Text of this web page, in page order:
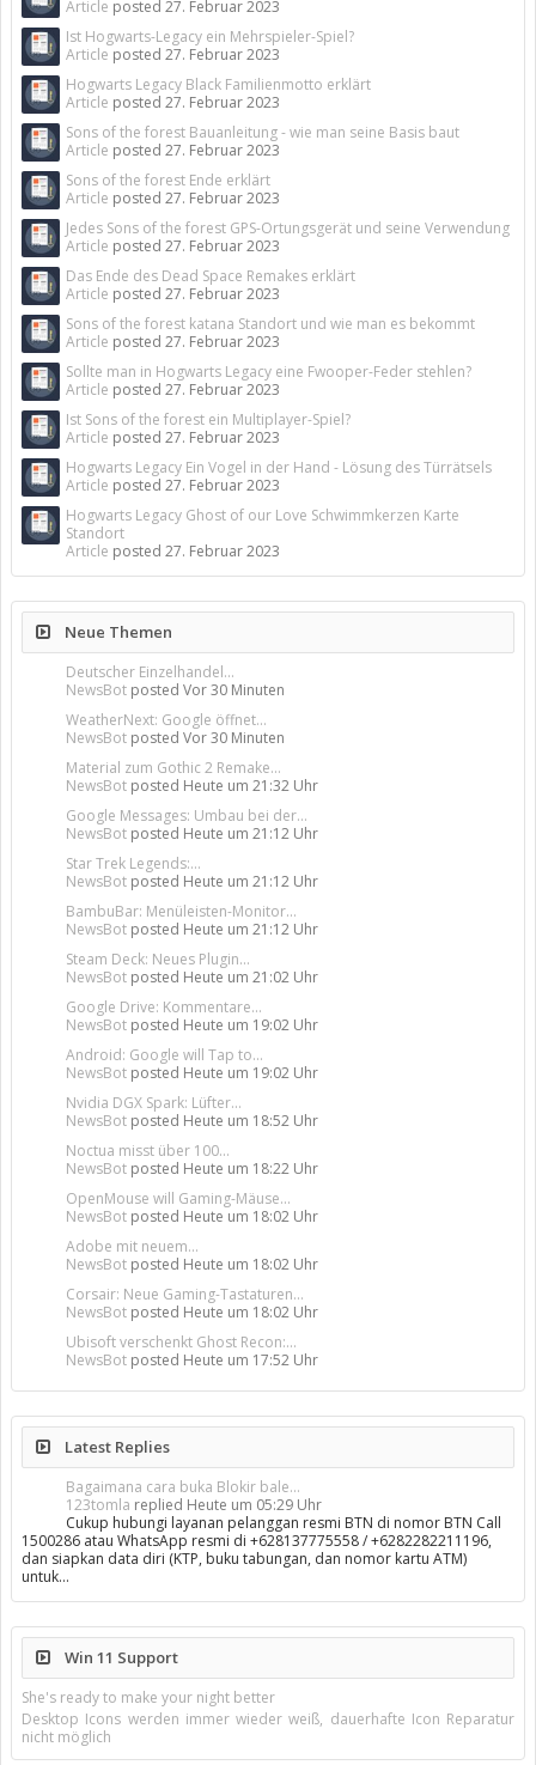
Article posted 27. Februar 2023
Ist Hogwarts-Legacy ein Mehrspieler-Spiel?
Article posted 27. Februar 2023
Hogwarts Legacy Black Familienmotto erklärt
Article posted 27. Februar 2023
Sons of the forest Bauanleitung - wie man seine Basis baut
Article posted 27. Februar 2023
Sons of the forest Ende erklärt
Article posted 27. Februar 2023
Jedes Sons of the forest GPS-Ortungsgerät und seine Verwendung
Article posted 27. Februar 2023
Das Ende des Dead Space Remakes erklärt
Article posted 27. Februar 2023
Sons of the forest katana Standort und wie man es bekommt
Article posted 27. Februar 2023
Sollte man in Hogwarts Legacy eine Fwooper-Feder stehlen?
Article posted 27. Februar 2023
Ist Sons of the forest ein Multiplayer-Spiel?
Article posted 27. Februar 2023
Hogwarts Legacy Ein Vogel in der Hand - Lösung des Türrätsels
Article posted 27. Februar 2023
Hogwarts Legacy Ghost of our Love Schwimmkerzen Karte
Standort
Article posted 27. Februar 2023
Neue Themen
Deutscher Einzelhandel...
NewsBot posted Vor 30 Minuten
WeatherNext: Google öffnet...
NewsBot posted Vor 30 Minuten
Material zum Gothic 2 Remake...
NewsBot posted Heute um 21:32 Uhr
Google Messages: Umbau bei der...
NewsBot posted Heute um 21:12 Uhr
Star Trek Legends:...
NewsBot posted Heute um 21:12 Uhr
BambuBar: Menüleisten-Monitor...
NewsBot posted Heute um 21:12 Uhr
Steam Deck: Neues Plugin...
NewsBot posted Heute um 21:02 Uhr
Google Drive: Kommentare...
NewsBot posted Heute um 19:02 Uhr
Android: Google will Tap to...
NewsBot posted Heute um 19:02 Uhr
Nvidia DGX Spark: Lüfter...
NewsBot posted Heute um 18:52 Uhr
Noctua misst über 100...
NewsBot posted Heute um 18:22 Uhr
OpenMouse will Gaming-Mäuse...
NewsBot posted Heute um 18:02 Uhr
Adobe mit neuem...
NewsBot posted Heute um 18:02 Uhr
Corsair: Neue Gaming-Tastaturen...
NewsBot posted Heute um 18:02 Uhr
Ubisoft verschenkt Ghost Recon:...
NewsBot posted Heute um 17:52 Uhr
Latest Replies
Bagaimana cara buka Blokir bale...
123tomla replied Heute um 05:29 Uhr
Cukup hubungi layanan pelanggan resmi BTN di nomor BTN Call
1500286 atau WhatsApp resmi di +628137775558 / +6282282211196,
dan siapkan data diri (KTP, buku tabungan, dan nomor kartu ATM)
untuk…
Win 11 Support
She's ready to make your night better
Desktop Icons werden immer wieder weiß, dauerhafte Icon Reparatur
nicht möglich